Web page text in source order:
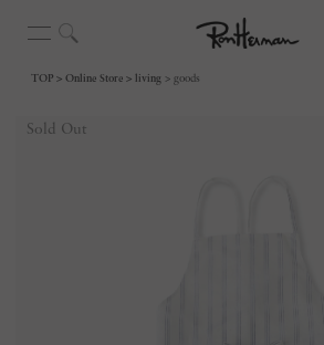
TOP Online Store living goods
Sold Out